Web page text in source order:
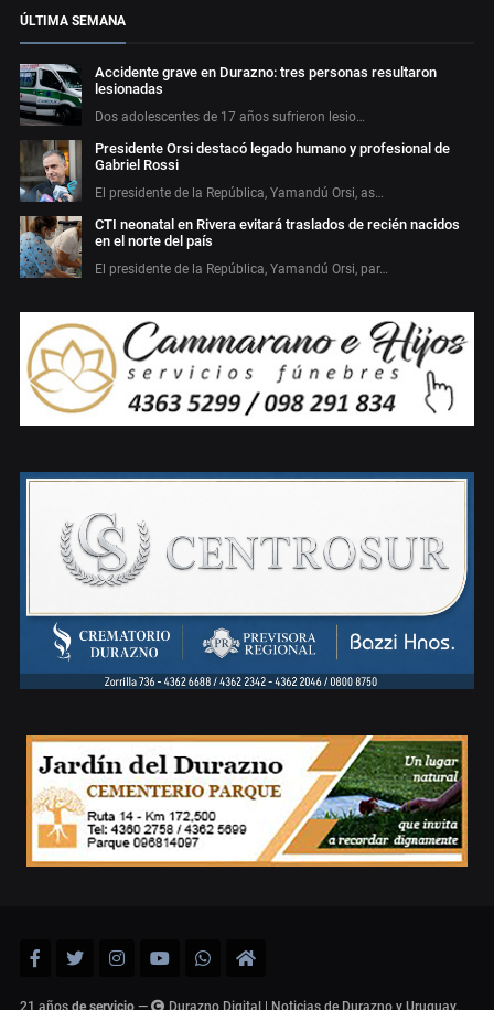
ÚLTIMA SEMANA
Accidente grave en Durazno: tres personas resultaron
lesionadas
Dos adolescentes de 17 años sufrieron lesio…
Presidente Orsi destacó legado humano y profesional de
Gabriel Rossi
El presidente de la República, Yamandú Orsi, as…
CTI neonatal en Rivera evitará traslados de recién nacidos
en el norte del país
El presidente de la República, Yamandú Orsi, par…